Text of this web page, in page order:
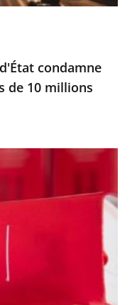
condamne
de 10 millions